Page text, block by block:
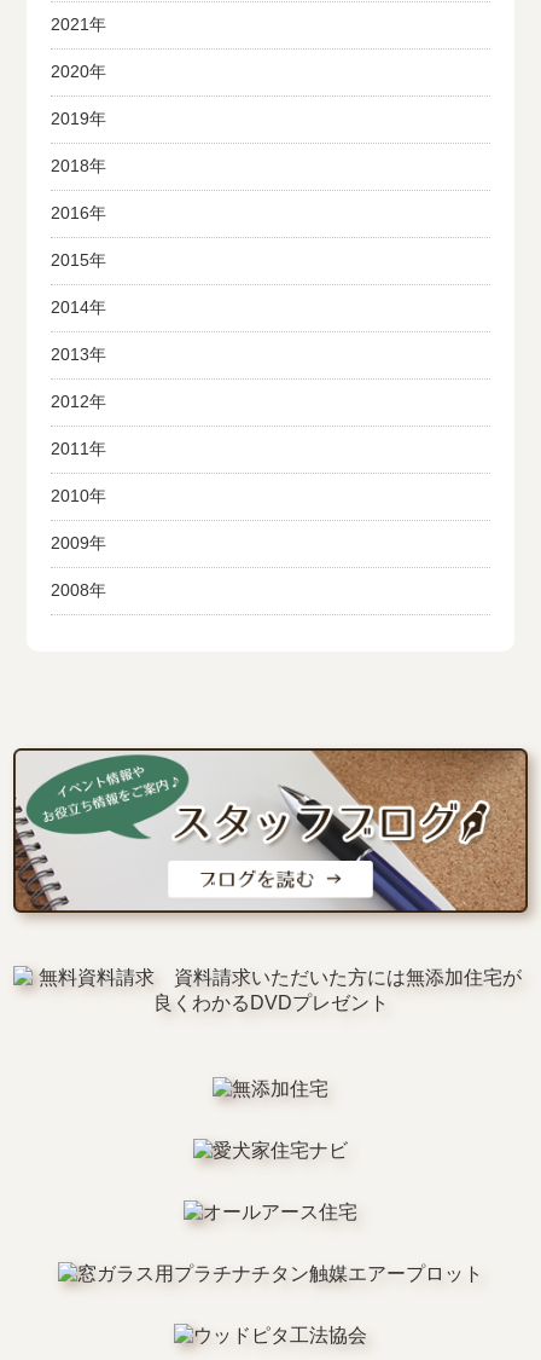
2021年
2020年
2019年
2018年
2016年
2015年
2014年
2013年
2012年
2011年
2010年
2009年
2008年